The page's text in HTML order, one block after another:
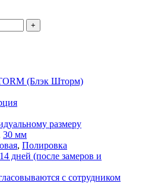
+
(Блэк Шторм)
размеру
30 мм
, Полировка
дней (после замеров и
с сотрудником